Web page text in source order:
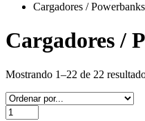
Cargadores / Powerbanks
Cargadores /
Mostrando 1–22 de 22